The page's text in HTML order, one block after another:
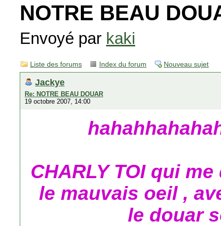
NOTRE BEAU
Envoyé par kaki
Liste des forums Index du forum Nouveau sujet
Jackye
Re: NOTRE BEAU DOUAR
19 octobre 2007, 14:00
CHARLY TOI qui
le mauvais oeil ,
le douar